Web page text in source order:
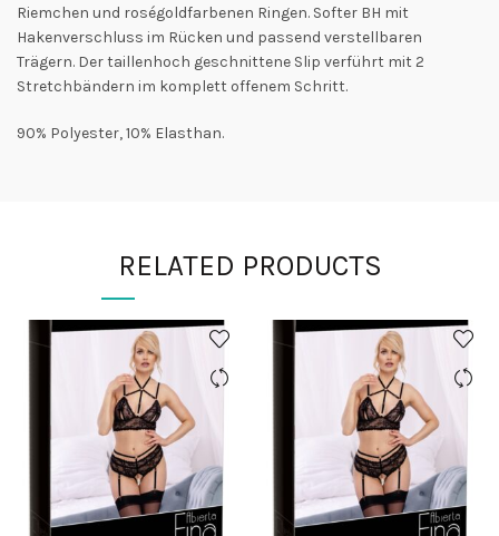
Riemchen und roségoldfarbenen Ringen. Softer BH mit
Hakenverschluss im Rücken und passend verstellbaren
Trägern. Der taillenhoch geschnittene Slip verführt mit 2
Stretchbändern im komplett offenem Schritt.
90% Polyester, 10% Elasthan.
RELATED PRODUCTS